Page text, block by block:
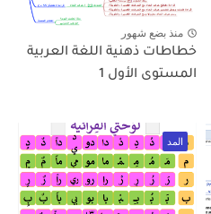
منذ بضع شهور
خطاطات ذهنية اللغة العربية
المستوى الأول 1
المد